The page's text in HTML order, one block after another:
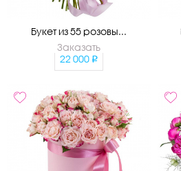
Букет из 55 розовы...
Заказать
22 000